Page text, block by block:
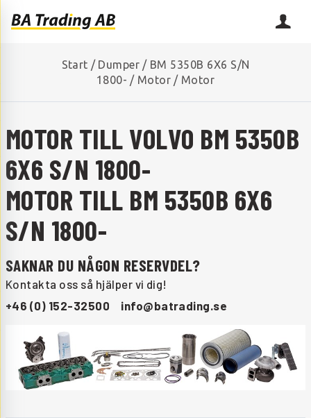
Start / Dumper / BM 5350B 6X6 S/N
1800- / Motor / Motor
MOTOR TILL VOLVO BM 5350B
6X6 S/N 1800-
MOTOR TILL BM 5350B 6X6
S/N 1800-
SAKNAR DU NÅGON RESERVDEL?
Kontakta oss så hjälper vi dig!
+46 (0) 152-32500
info@batrading.se